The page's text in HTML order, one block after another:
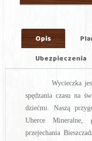
Opis
Ubezpieczenia
Wycieczka
spędzania czasu na
dziećmi. Naszą
Uherce Mineralne,
przejechania